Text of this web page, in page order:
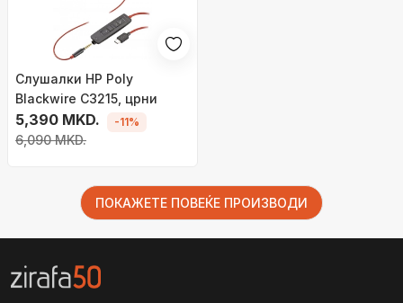
Слушалки HP Poly
Blackwire C3215, црни
5,390 MKD.
6,090 MKD.
-11%
ПОКАЖЕТЕ ПОВЕЌЕ ПРОИЗВОДИ